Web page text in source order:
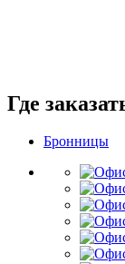
Где
Бронницы